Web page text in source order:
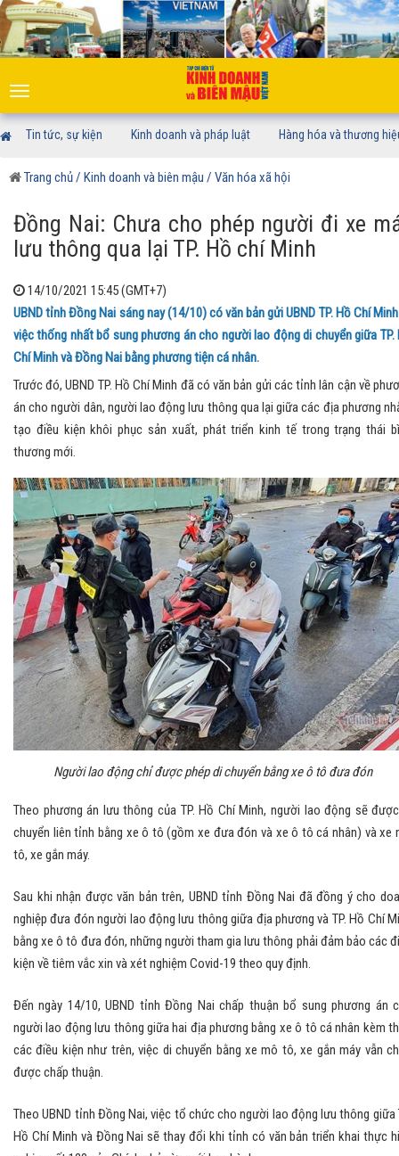
Toggle
navigation
Tin tức, sự kiện Kinh doanh và pháp luật Hàng hóa và thương
Trang chủ/ Kinh doanh và biên mậu / Văn hóa xã hội
Đồng Nai: Chưa cho phép người đi xe
lưu thông qua lại TP. Hồ chí Minh
14/10/2021 15:45 (GMT+7)
UBND tỉnh Đồng Nai sáng nay (14/10) có văn bản gửi UBND TP. Hồ Chí
việc thống nhất bổ sung phương án cho người lao động di chuyển giữa TP.
Chí Minh và Đồng Nai bằng phương tiện cá nhân.
Trước đó, UBND TP. Hồ Chí Minh đã có văn bản gửi các tỉnh lân cận về
án cho người dân, người lao động lưu thông qua lại giữa các địa phương
tạo điều kiện khôi phục sản xuất, phát triển kinh tế trong trạng thái
thương mới.
Người lao động chỉ được phép di chuyển bằng xe ô tô đưa đón
Theo phương án lưu thông của TP. Hồ Chí Minh, người lao động sẽ
chuyển liên tỉnh bằng xe ô tô (gồm xe đưa đón và xe ô tô cá nhân) và xe
tô, xe gắn máy.
Sau khi nhận được văn bản trên, UBND tỉnh Đồng Nai đã đồng ý cho
nghiệp đưa đón người lao động lưu thông giữa địa phương và TP. Hồ Chí
bằng xe ô tô đưa đón, những người tham gia lưu thông phải đảm bảo các
kiện về tiêm vắc xin và xét nghiệm Covid-19 theo quy định.
Đến ngày 14/10, UBND tỉnh Đồng Nai chấp thuận bổ sung phương án
người lao động lưu thông giữa hai địa phương bằng xe ô tô cá nhân kèm
các điều kiện như trên, việc di chuyển bằng xe mô tô, xe gắn máy vẫn
được chấp thuận.
Theo UBND tỉnh Đồng Nai, việc tổ chức cho người lao động lưu thông giữa
Hồ Chí Minh và Đồng Nai sẽ thay đổi khi tỉnh có văn bản triển khai thực